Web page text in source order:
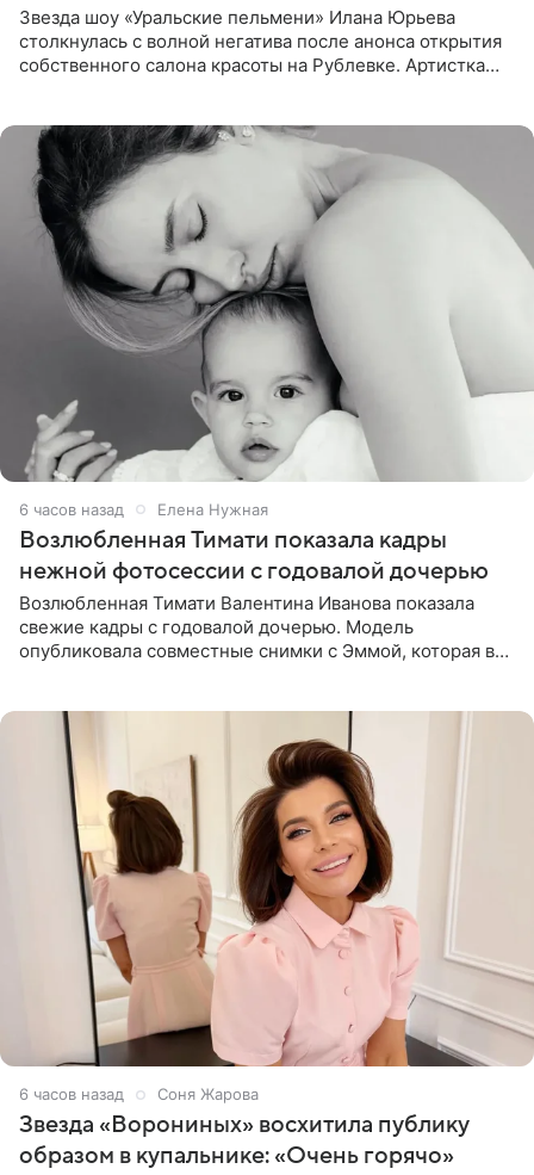
Звезда шоу «Уральские пельмени» Илана Юрьева
столкнулась с волной негатива после анонса открытия
собственного салона красоты на Рублевке. Артистка
6 часов назад Елена Нужная
Возлюбленная Тимати показала кадры
нежной фотосессии с годовалой дочерью
Возлюбленная Тимати Валентина Иванова показала
свежие кадры с годовалой дочерью. Модель
опубликовала совместные снимки с Эммой, которая в
6 часов назад Соня Жарова
Звезда «Ворониных» восхитила публику
образом в купальнике: «Очень горячо»